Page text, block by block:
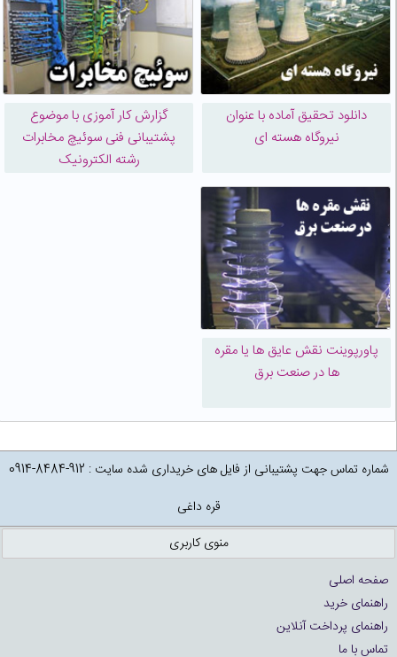
دانلود تحقیق آماده با عنوان
نیروگاه هسته ای
گزارش کار آموزی با موضوع
پشتیبانی فنی سوئیچ مخابرات
رشته الکترونیک
پاورپوینت نقش عايق ها یا مقره
ها در صنعت برق
شماره تماس جهت پشتیبانی از فایل های خریداری شده سایت : 912-8484-0914
قره داغی
منوی کاربری
صفحه اصلی
راهنمای خرید
راهنمای پرداخت آنلاین
تماس با ما